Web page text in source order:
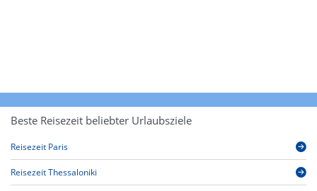
Beste Reisezeit beliebter Urlaubsziele
Reisezeit Paris
Reisezeit Thessaloniki